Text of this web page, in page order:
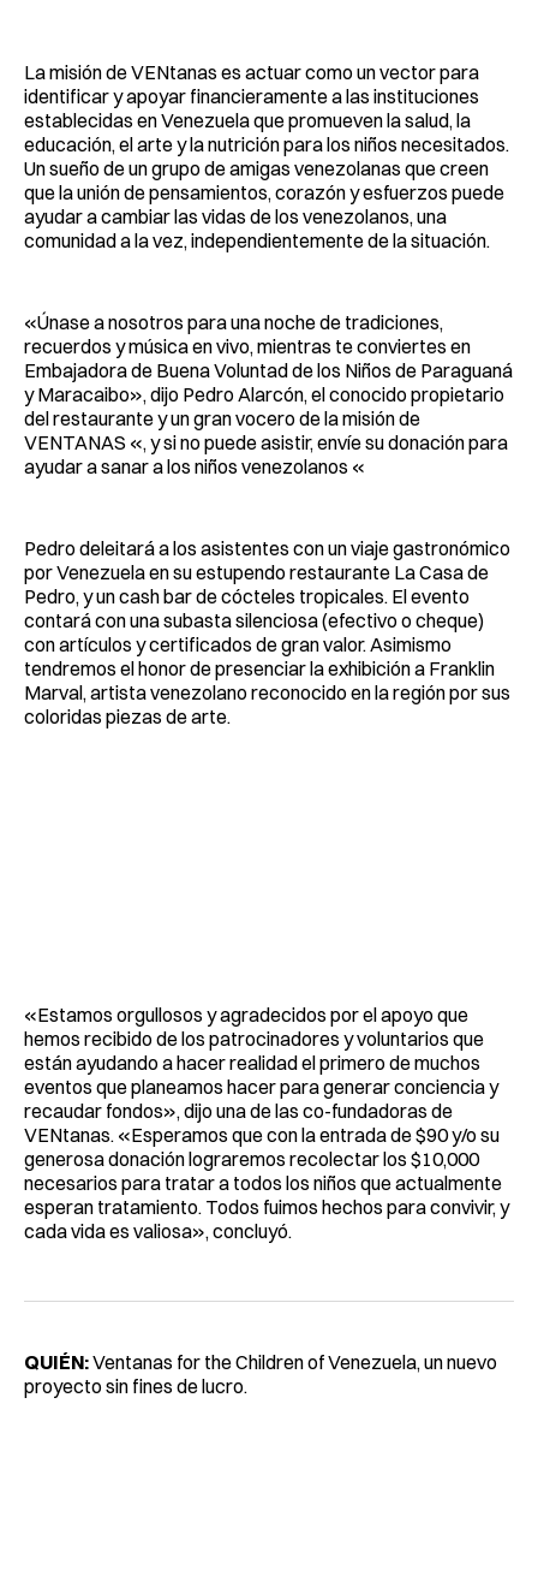
La misión de VENtanas es actuar como un vector para
identificar y apoyar financieramente a las instituciones
establecidas en Venezuela que promueven la salud, la
educación, el arte y la nutrición para los niños necesitados.
Un sueño de un grupo de amigas venezolanas que creen
que la unión de pensamientos, corazón y esfuerzos puede
ayudar a cambiar las vidas de los venezolanos, una
comunidad a la vez, independientemente de la situación.
«Únase a nosotros para una noche de tradiciones,
recuerdos y música en vivo, mientras te conviertes en
Embajadora de Buena Voluntad de los Niños de Paraguaná
y Maracaibo», dijo Pedro Alarcón, el conocido propietario
del restaurante y un gran vocero de la misión de
VENTANAS «, y si no puede asistir, envíe su donación para
ayudar a sanar a los niños venezolanos «
Pedro deleitará a los asistentes con un viaje gastronómico
por Venezuela en su estupendo restaurante La Casa de
Pedro, y un cash bar de cócteles tropicales. El evento
contará con una subasta silenciosa (efectivo o cheque)
con artículos y certificados de gran valor. Asimismo
tendremos el honor de presenciar la exhibición a Franklin
Marval, artista venezolano reconocido en la región por sus
coloridas piezas de arte.
«Estamos orgullosos y agradecidos por el apoyo que
hemos recibido de los patrocinadores y voluntarios que
están ayudando a hacer realidad el primero de muchos
eventos que planeamos hacer para generar conciencia y
recaudar fondos», dijo una de las co-fundadoras de
VENtanas. «Esperamos que con la entrada de $90 y/o su
generosa donación lograremos recolectar los $10,000
necesarios para tratar a todos los niños que actualmente
esperan tratamiento. Todos fuimos hechos para convivir, y
cada vida es valiosa», concluyó.
QUIÉN:Ventanas for the Children of Venezuela, un nuevo
proyecto sin fines de lucro.